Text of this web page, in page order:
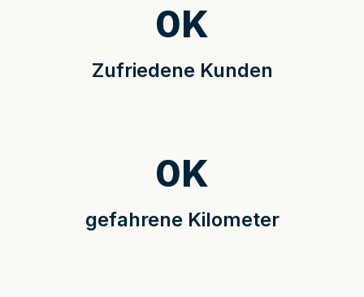
Zufriedene Kunden
0K
gefahrene Kilometer
0K